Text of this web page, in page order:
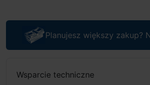
Planujesz większy zakup?
Wsparcie techniczne